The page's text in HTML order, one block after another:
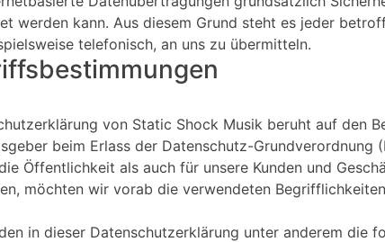
werden kann. Aus diesem Grund steht es jeder
telefonisch, an uns zu übermitteln.
von Static Shock Musik beruht auf den
beim Erlass der Datenschutz-
Öffentlichkeit als auch für unsere Kunden und
möchten wir vorab die verwendeten
in dieser Datenschutzerklärung unter anderem die